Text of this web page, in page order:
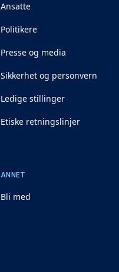
Ansatte
Politikere
Presse og media
Sikkerhet og personvern
Ledige stillinger
Etiske retningslinjer
ANNET
Bli med